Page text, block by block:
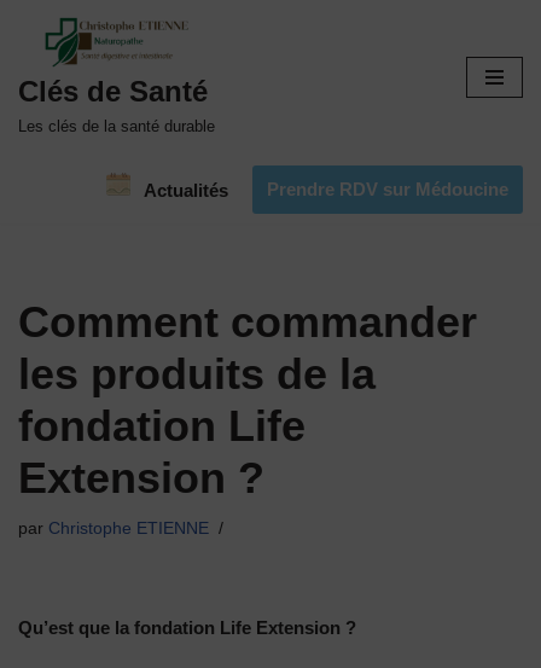
au
contenu
Clés de Santé
Les clés de la santé durable
Actualités Prendre RDV sur Médoucine
Comment commander
les produits de la
fondation Life
Extension ?
par Christophe ETIENNE
Qu’est que la fondation Life Extension ?